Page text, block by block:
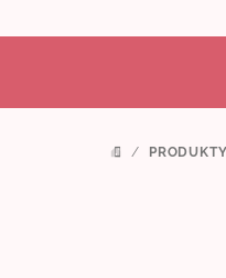
DOMOV
/ PRODUKTY